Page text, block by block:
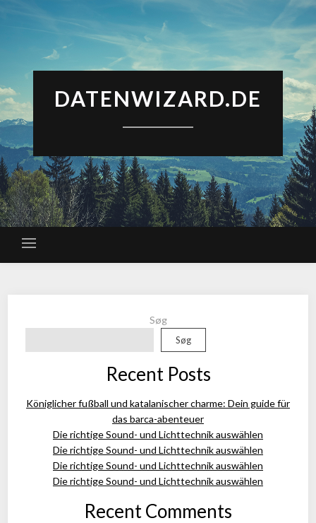
DATENWIZARD.DE
Søg
Søg
Recent Posts
Königlicher fußball und katalanischer charme: Dein guide für
das barca-abenteuer
Die richtige Sound- und Lichttechnik auswählen
Die richtige Sound- und Lichttechnik auswählen
Die richtige Sound- und Lichttechnik auswählen
Die richtige Sound- und Lichttechnik auswählen
Recent Comments